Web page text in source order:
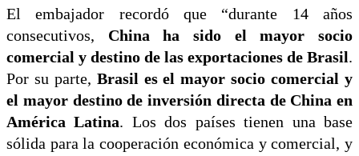
El embajador recordó que “durante 14 años
consecutivos, China ha sido el mayor socio
comercial y destino de las exportaciones de Brasil.
Por su parte, Brasil es el mayor socio comercial y
el mayor destino de inversión directa de China en
América Latina. Los dos países tienen una base
sólida para la cooperación económica y comercial, y